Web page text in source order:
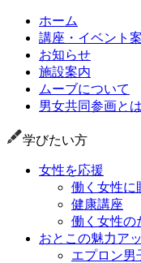
ホーム
講座・イベント
お知らせ
施設案内
ムーブについて
男女共同参画とは
学びたい方
女性を応援
働く女性に
健康講座
働く女性の
おとこの魅力ア
エプロン男